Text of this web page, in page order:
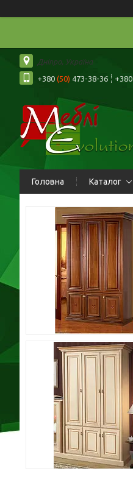
Дніпро, Україна
+380 (50) 473-38-36 +380
Головна Каталог